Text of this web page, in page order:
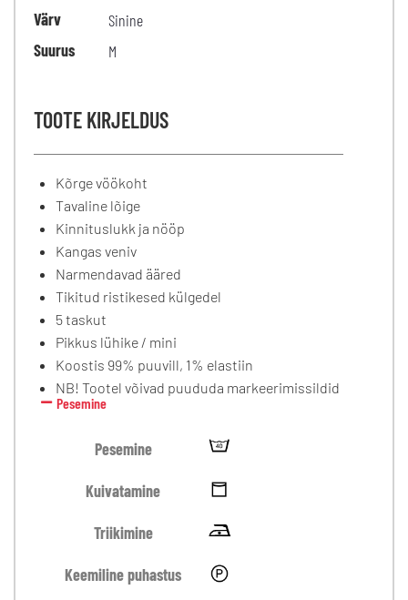
Värv
Sinine
Suurus
M
TOOTE KIRJELDUS
Kõrge vöökoht
Tavaline lõige
Kinnituslukk ja nööp
Kangas veniv
Narmendavad ääred
Tikitud ristikesed külgedel
5 taskut
Pikkus lühike / mini
Koostis 99% puuvill, 1% elastiin
NB! Tootel võivad puududa markeerimissildid
Pesemine
Pesemine
Kuivatamine
Triikimine
Keemiline puhastus